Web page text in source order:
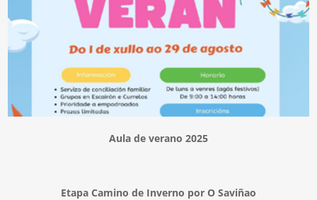
Aula de verano 2025
Etapa Camino de Inverno por O Saviñao